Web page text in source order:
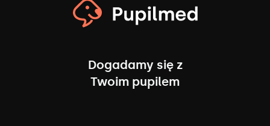
Dogadamy się z
Twoim pupilem